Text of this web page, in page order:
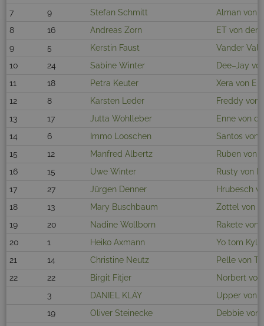
7
9 Stefan Schmitt
Alman von
8
16 Andreas Zorn
ET von der
9
5 Kerstin Faust
Vander
10
24 Sabine Winter
Dee–Jay
11
18 Petra Keuter
Xera von
12
8 Karsten Leder
Freddy von
13
17 Jutta Wohlleber
Enne von
14
6 Immo Looschen
Santos von
15
12 Manfred Albertz
Ruben von
16
15 Uwe Winter
Rusty von
17
27 Jürgen Denner
Hrubesch
18
13 Mary Buschbaum
Zottel von
19
20 Nadine Wollborn
Rakete von
20
1 Heiko Axmann
Yo tom Kyle
21
14 Christine Neutz
Pelle von
22
22 Birgit Fitjer
Norbert von
3
DANIEL KLÄY
Upper von
19
Oliver Steinecke
Debbie von